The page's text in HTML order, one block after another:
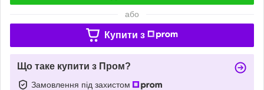
або
Купити з
Що таке купити з Пром?
Замовлення під захистом